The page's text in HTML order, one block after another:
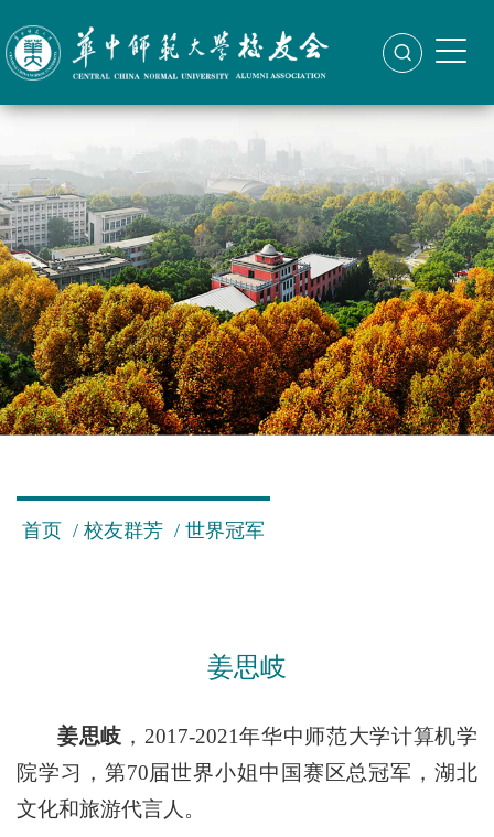
首页 / 校友群芳 / 世界冠军
姜思岐
姜思岐 ， 2017-2021年华中师范大学计算机学
院学习，第70届世界小姐中国赛区总冠军，湖北
文化和旅游代言人。